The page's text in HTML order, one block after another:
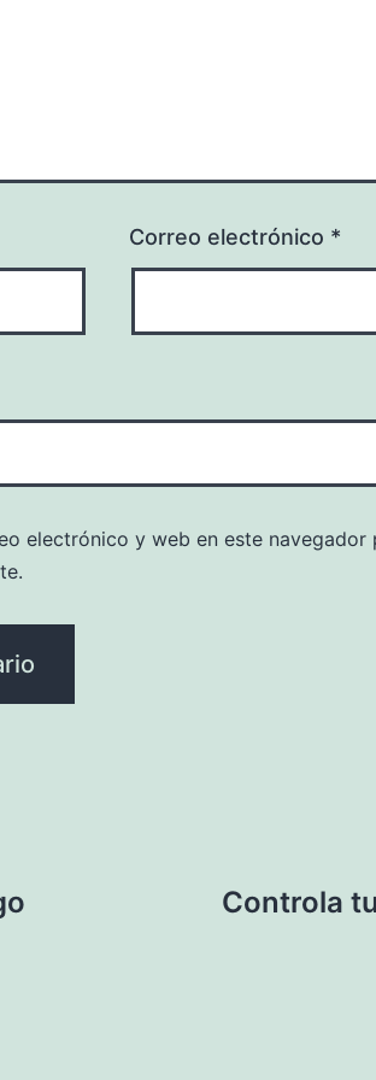
Correo electrónico *
electrónico y web en este navegador
Controla